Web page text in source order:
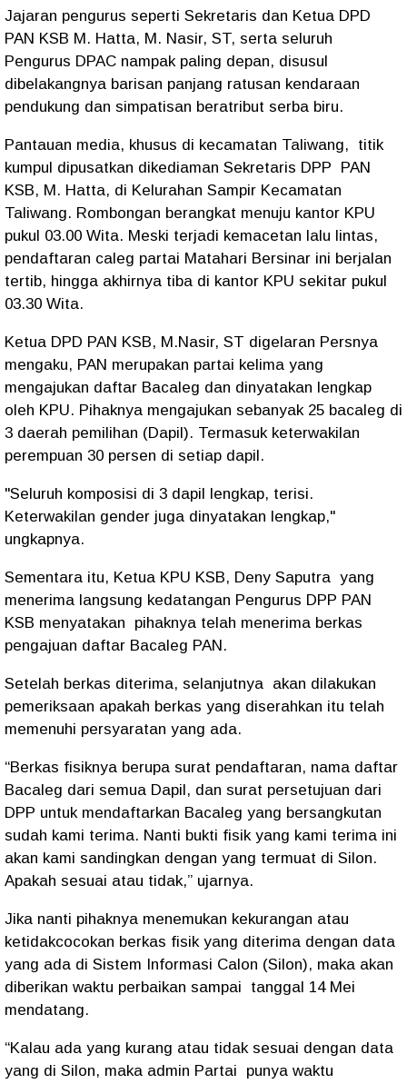
Jajaran pengurus seperti Sekretaris dan Ketua DPD
PAN KSB M. Hatta, M. Nasir, ST, serta seluruh
Pengurus DPAC nampak paling depan, disusul
dibelakangnya barisan panjang ratusan kendaraan
pendukung dan simpatisan beratribut serba biru.
Pantauan media, khusus di kecamatan Taliwang, titik
kumpul dipusatkan dikediaman Sekretaris DPP PAN
KSB, M. Hatta, di Kelurahan Sampir Kecamatan
Taliwang. Rombongan berangkat menuju kantor KPU
pukul 03.00 Wita. Meski terjadi kemacetan lalu lintas,
pendaftaran caleg partai Matahari Bersinar ini berjalan
tertib, hingga akhirnya tiba di kantor KPU sekitar pukul
03.30 Wita.
Ketua DPD PAN KSB, M.Nasir, ST digelaran Persnya
mengaku, PAN merupakan partai kelima yang
mengajukan daftar Bacaleg dan dinyatakan lengkap
oleh KPU. Pihaknya mengajukan sebanyak 25 bacaleg di
3 daerah pemilihan (Dapil). Termasuk keterwakilan
perempuan 30 persen di setiap dapil.
"Seluruh komposisi di 3 dapil lengkap, terisi.
Keterwakilan gender juga dinyatakan lengkap,"
ungkapnya.
Sementara itu, Ketua KPU KSB, Deny Saputra yang
menerima langsung kedatangan Pengurus DPP PAN
KSB menyatakan pihaknya telah menerima berkas
pengajuan daftar Bacaleg PAN.
Setelah berkas diterima, selanjutnya akan dilakukan
pemeriksaan apakah berkas yang diserahkan itu telah
memenuhi persyaratan yang ada.
“Berkas fisiknya berupa surat pendaftaran, nama daftar
Bacaleg dari semua Dapil, dan surat persetujuan dari
DPP untuk mendaftarkan Bacaleg yang bersangkutan
sudah kami terima. Nanti bukti fisik yang kami terima ini
akan kami sandingkan dengan yang termuat di Silon.
Apakah sesuai atau tidak,” ujarnya.
Jika nanti pihaknya menemukan kekurangan atau
ketidakcocokan berkas fisik yang diterima dengan data
yang ada di Sistem Informasi Calon (Silon), maka akan
diberikan waktu perbaikan sampai tanggal 14 Mei
mendatang.
“Kalau ada yang kurang atau tidak sesuai dengan data
yang di Silon, maka admin Partai punya waktu